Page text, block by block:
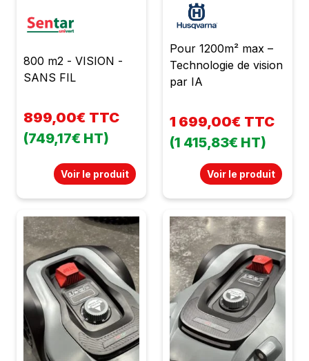
800 m2 - VISION -
SANS FIL
899,00€ TTC
(749,17€ HT)
Voir le produit
Pour 1200m² max –
Technologie de vision
par IA
1 699,00€ TTC
(1 415,83€ HT)
Voir le produit